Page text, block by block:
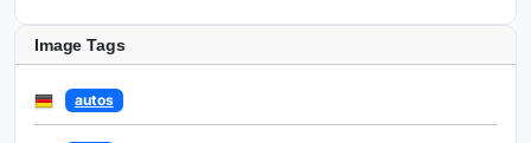
Image Tags
autos